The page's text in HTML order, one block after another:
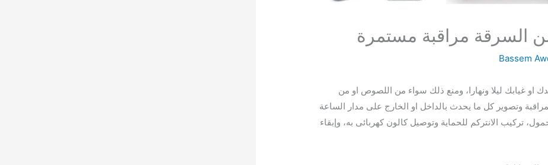
السرقة مراقبة مستمرة
Bassem
او غيابك ليلا ونهارا، ومنع ذلك سواء من اللصوص او من
وتصوير كل ما يحدث بالداخل او الخارج على مدار الساعة
تركيب الانتركم للحماية وتوصيل كالون كهربائى به، وإبقاء